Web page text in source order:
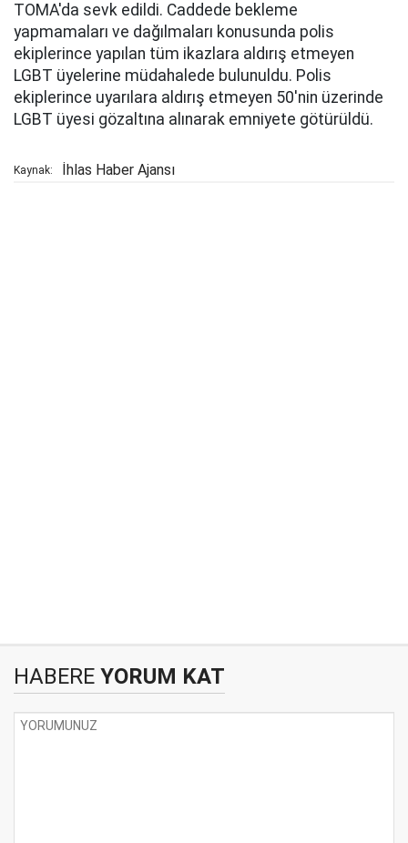
TOMA'da sevk edildi. Caddede bekleme
yapmamaları ve dağılmaları konusunda polis
ekiplerince yapılan tüm ikazlara aldırış etmeyen
LGBT üyelerine müdahalede bulunuldu. Polis
ekiplerince uyarılara aldırış etmeyen 50'nin üzerinde
LGBT üyesi gözaltına alınarak emniyete götürüldü.
Kaynak: İhlas Haber Ajansı
HABERE YORUM KAT